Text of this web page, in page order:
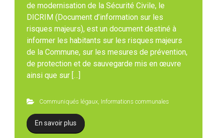
de modernisation de la Sécurité Civile, le
DICRIM (Document d’information sur les
risques majeurs), est un document destiné à
informer les habitants sur les risques majeurs
de la Commune, sur les mesures de prévention,
de protection et de sauvegarde mis en œuvre
ainsi que sur […]
Communiqués légaux, Informations communales
En savoir plus